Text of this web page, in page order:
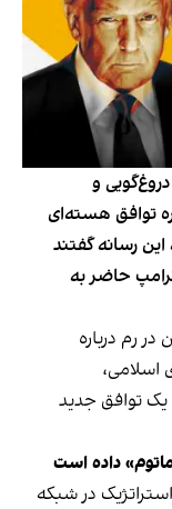
و
توافق هسته‌ای
رسانه گفتند
حاضر به
شنبه ۳۰ فروردین در رم درباره
یک توافق جدید
داده است
در شبکه